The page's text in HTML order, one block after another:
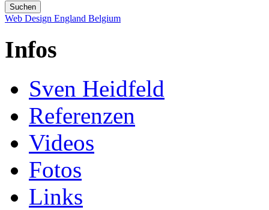
Web Design England Belgium
Infos
Sven Heidfeld
Referenzen
Videos
Fotos
Links